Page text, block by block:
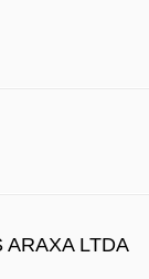
ARAXA LTDA